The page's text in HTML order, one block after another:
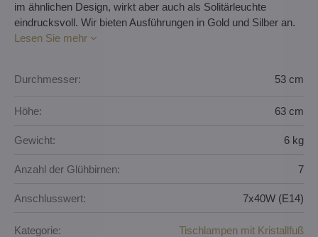
im ähnlichen Design, wirkt aber auch als Solitärleuchte
eindrucksvoll. Wir bieten Ausführungen in Gold und Silber an.
Lesen Sie mehr
Durchmesser: 53 cm
Höhe: 63 cm
Gewicht: 6 kg
Anzahl der Glühbirnen: 7
Anschlusswert: 7x40W (E14)
Kategorie: Tischlampen mit Kristallfuß